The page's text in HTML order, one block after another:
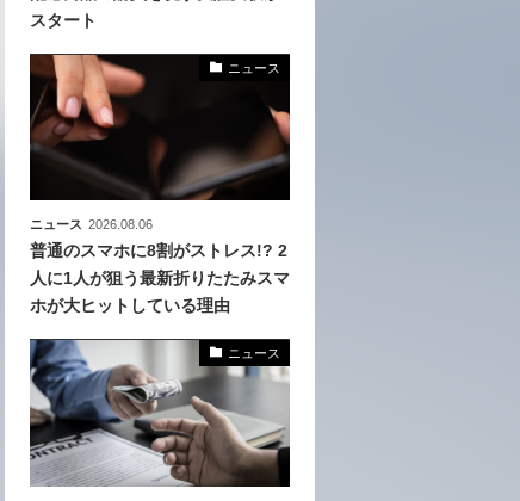
スタート
ニュース
ニュース 2026.08.06
普通のスマホに8割がストレス!? 2
人に1人が狙う最新折りたたみスマ
ホが大ヒットしている理由
ニュース